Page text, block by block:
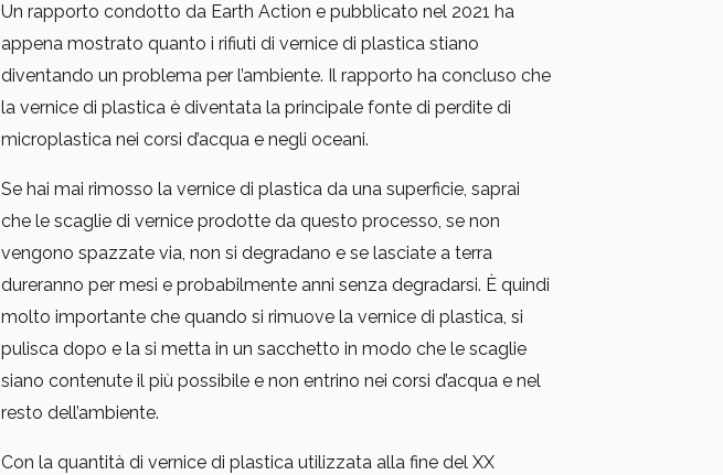
Un rapporto condotto da Earth Action e pubblicato nel 2021 ha
appena mostrato quanto i rifiuti di vernice di plastica stiano
diventando un problema per l’ambiente. Il rapporto ha concluso che
la vernice di plastica è diventata la principale fonte di perdite di
microplastica nei corsi d’acqua e negli oceani.
Se hai mai rimosso la vernice di plastica da una superficie, saprai
che le scaglie di vernice prodotte da questo processo, se non
vengono spazzate via, non si degradano e se lasciate a terra
dureranno per mesi e probabilmente anni senza degradarsi. È quindi
molto importante che quando si rimuove la vernice di plastica, si
pulisca dopo e la si metta in un sacchetto in modo che le scaglie
siano contenute il più possibile e non entrino nei corsi d’acqua e nel
resto dell’ambiente.
Con la quantità di vernice di plastica utilizzata alla fine del XX